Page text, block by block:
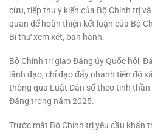
cứu, tiếp thu ý kiến của Bộ Chính trị
quan để hoàn thiện kết luận của Bộ
Bí thư xem xét, ban hành.
Bộ Chính trị giao Đảng ủy Quốc hội,
lãnh đạo, chỉ đạo đẩy nhanh tiến độ
thông qua Luật Dân số theo tinh
Đảng trong năm 2025.
Trước mắt Bộ Chính trị yêu cầu khẩn